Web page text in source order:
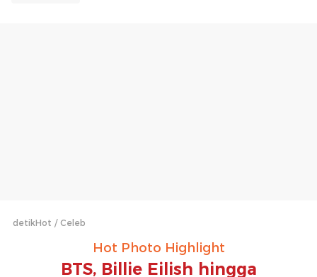
detikHot Celeb
Hot Photo Highlight
BTS, Billie Eilish hingga